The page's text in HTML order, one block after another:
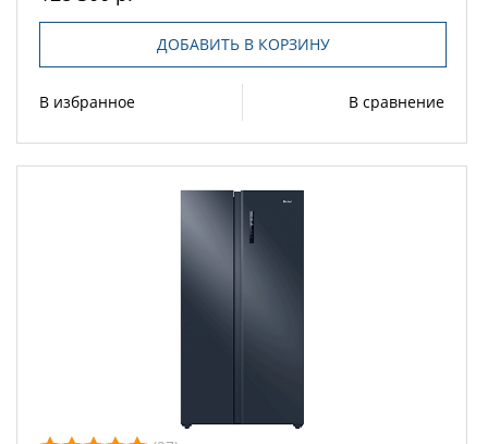
ДОБАВИТЬ В КОРЗИНУ
В избранное В сравнение